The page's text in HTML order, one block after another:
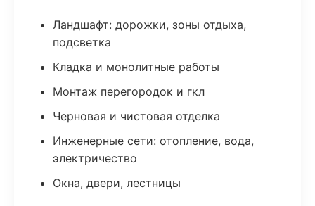
Ландшафт: дорожки, зоны отдыха,
подсветка
Кладка и монолитные работы
Монтаж перегородок и гкл
Черновая и чистовая отделка
Инженерные сети: отопление, вода,
электричество
Окна, двери, лестницы